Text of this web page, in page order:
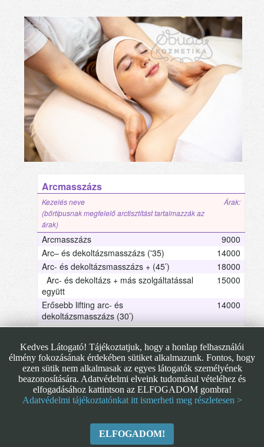
Arcmasszázs
Kezelés neve
(bőrtípusnak megfelelő arctisztítást tartalmazzák az
árak)
Árak:
Arcmasszázs
9000
Arc– és dekoltázsmasszázs ('35)
14000
Arc- és dekoltázsmasszázs + (45’)
18000
Arc- és dekoltázs + más szolgáltatással
együtt
15000
Erősebb lifting arc- és
dekoltázsmasszázs (30’)
14000
Jáde köves speciális lifting
szemmasszázzsal (15')
9000
Jáde köves szemmasszázs Arckezeléshez
kiegészítőként
5000
Az árak forintban értendőek és az ÁFÁ-t tartalmazzák.
Óbuda Kozmetika ¦ 1031 Budapest, Vízimolnár utca
Kedves Látogató! Tájékoztatjuk, hogy a honlap felhasználói
élmény fokozásának érdekében sütiket alkalmazunk. Fontos, hogy
ezen sütik nem alkalmasak az egyes látogatók személyének
beazonosítására. Adatvédelmi elveink tudomásul vételéhez és
elfogadásához kattintson az ELFOGADOM gombra!
Adatvédelmi tájékoztatónkat itt ismerheti meg részletesen >
ELFOGADOM!